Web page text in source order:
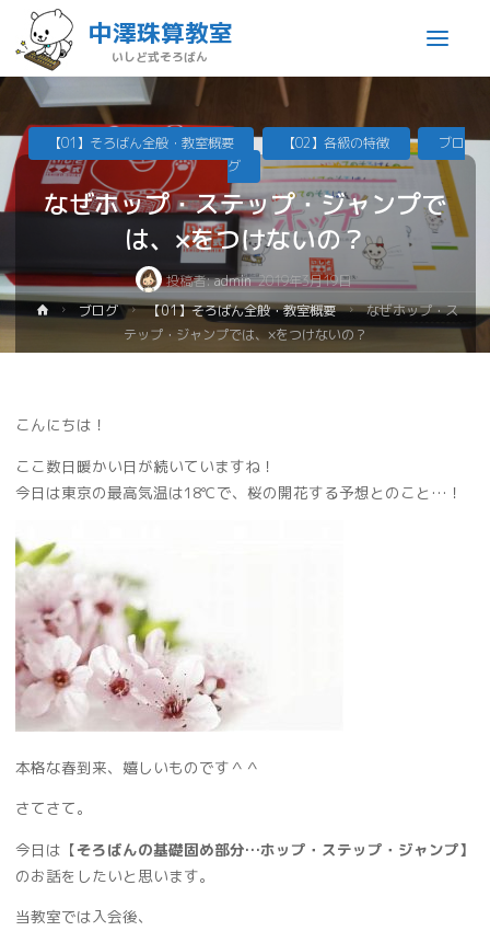
中澤珠算教室
いしど式そろばん
なぜホップ・ステップ・ジャンプで
は、×をつけないの？
投稿者:admin 2019年3月19日
【01】そろばん全般・教室概要 【02】各級の特徴
ブロ
グ
ブログ 【01】そろばん全般・教室概要
なぜホップ・ス
テップ・ジャンプでは、×をつけないの？
こんにちは！
ここ数日暖かい日が続いていますね！
今日は東京の最高気温は18℃で、桜の開花する予想とのこと…！
本格な春到来、嬉しいものです＾＾
さてさて。
今日は【そろばんの基礎固め部分…ホップ・ステップ・ジャンプ】
のお話をしたいと思います。
当教室では入会後、